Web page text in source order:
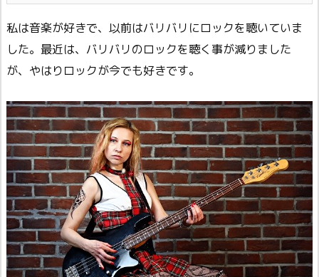
私は音楽が好きで、以前はバリバリにロックを聴いていま
した。最近は、バリバリのロックを聴く事が減りました
が、やはりロックが今でも好きです。